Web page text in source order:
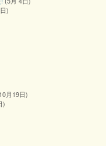
)
月19日)
)